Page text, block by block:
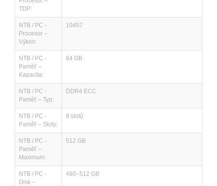
TDP:
NTB / PC -
Procesor –
Výkon:
10457
NTB / PC -
Paměť –
Kapacita:
64 GB
NTB / PC -
Paměť – Typ:
DDR4 ECC
NTB / PC -
Paměť – Sloty:
8 slotů
NTB / PC -
Paměť –
Maximum:
512 GB
NTB / PC -
Disk –
480–512 GB